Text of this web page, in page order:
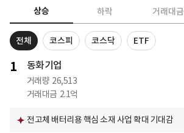
상승 하락 거래대금
전체 코스피 코스닥 ETF
1 동화기업
거래량 26,513
거래대금 2.1억
전고체 배터리용 핵심 소재 사업 확대 기대감